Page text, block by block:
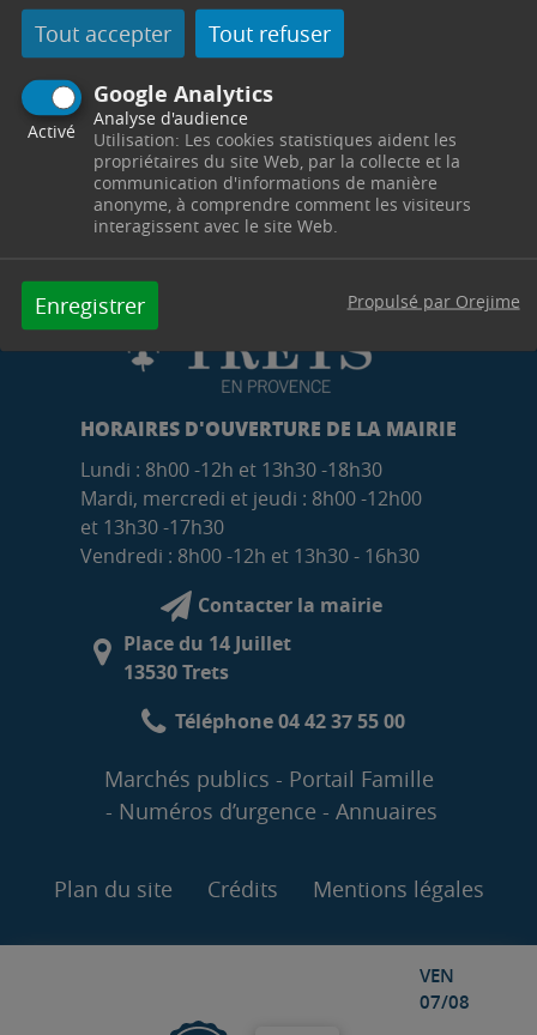
Tout accepter Tout refuser
Google Analytics
Activé
Analyse d'audience
Utilisation: Les cookies statistiques aident les
propriétaires du site Web, par la collecte et la
communication d'informations de manière
anonyme, à comprendre comment les visiteurs
interagissent avec le site Web.
Enregistrer Propulsé par Orejime
VEN
07/08
à 11h.
HORAIRES D'OUVERTURE DE LA MAIRIE
Lundi : 8h00 -12h et 13h30 -18h30
Mardi, mercredi et jeudi : 8h00 -12h00
et 13h30 -17h30
Vendredi : 8h00 -12h et 13h30 - 16h30
Contacter la mairie
Place du 14 Juillet
13530 Trets
Téléphone 04 42 37 55 00
Marchés publics
Portail Famille
Numéros d’urgence
Annuaires
Plan du site Crédits Mentions légales